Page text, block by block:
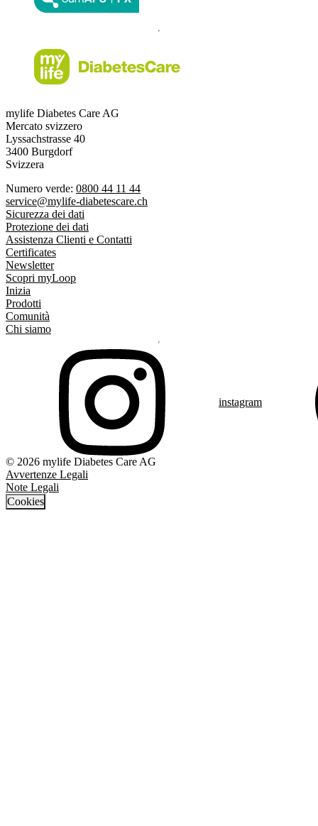
mylife Diabetes Care AG
Mercato svizzero
Lyssachstrasse 40
3400 Burgdorf
Svizzera
Numero verde: 0800 44 11 44
service@mylife-diabetescare.ch
Sicurezza dei dati
Protezione dei dati
Assistenza Clienti e Contatti
Certificates
Newsletter
Scopri myLoop
Inizia
Prodotti
Comunità
Chi siamo
instagram
© 2026 mylife Diabetes Care AG
Avvertenze Legali
Note Legali
Cookies